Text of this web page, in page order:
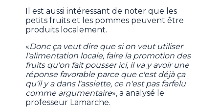
Il est aussi intéressant de noter que les
petits fruits et les pommes peuvent être
produits localement.
«Donc ça veut dire que si on veut utiliser
l'alimentation locale, faire la promotion des
fruits qu'on fait pousser ici, il va y avoir une
réponse favorable parce que c'est déjà ça
qu'il y a dans l'assiette, ce n'est pas farfelu
comme argumentaire», a analysé le
professeur Lamarche.